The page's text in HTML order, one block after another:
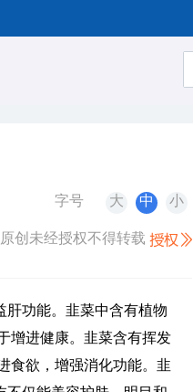
字号 大 中 小
原创未经授权不得转载
肝功能。韭菜中含有植物
增进健康。韭菜含有挥发
食欲，增强消化功能。韭